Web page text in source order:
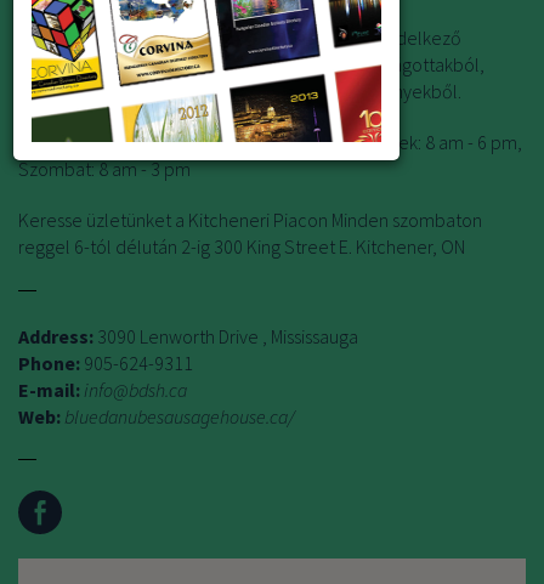
helyben készitett legfinomabb hazai izekkel rendelkező
hentesáruk Bőséges választék szalámikból, felvágottakból,
kolbászokból, füstölt árukból és cukrászsütéményekből.
Nyitvatartás: Vasárnap - hétfő: Zárva Kedd - péntek: 8 am - 6 pm,
Szombat: 8 am - 3 pm
Keresse üzletünket a Kitcheneri Piacon Minden szombaton
reggel 6-tól délután 2-ig 300 King Street E. Kitchener, ON
Address: 3090 Lenworth Drive , Mississauga
Phone: 905-624-9311
E-mail: info@bdsh.ca
Web: bluedanubesausagehouse.ca/